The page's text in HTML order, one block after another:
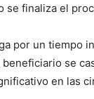
se finaliza el
por un tiempo
se
en las